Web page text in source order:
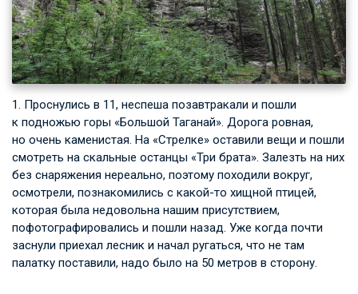
1. Проснулись в 11, неспеша позавтракали и пошли
к подножью горы «Большой Таганай». Дорога ровная,
но очень каменистая. На «Стрелке» оставили вещи и пошли
смотреть на скальные останцы «Три брата». Залезть на них
без снаряжения нереально, поэтому походили вокруг,
осмотрели, познакомились с какой-то хищной птицей,
которая была недовольна нашим присутствием,
пофотографировались и пошли назад. Уже когда почти
заснули приехал лесник и начал ругаться, что не там
палатку поставили, надо было на 50 метров в сторону.